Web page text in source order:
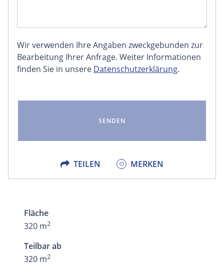
Wir verwenden Ihre Angaben zweckgebunden zur
Bearbeitung Ihrer Anfrage. Weiter Informationen
finden Sie in unsere Datenschutzerklärung.
TEILEN
FACEBOOK
X
MERKEN
Fläche
320 m2
Teilbar ab
320 m2